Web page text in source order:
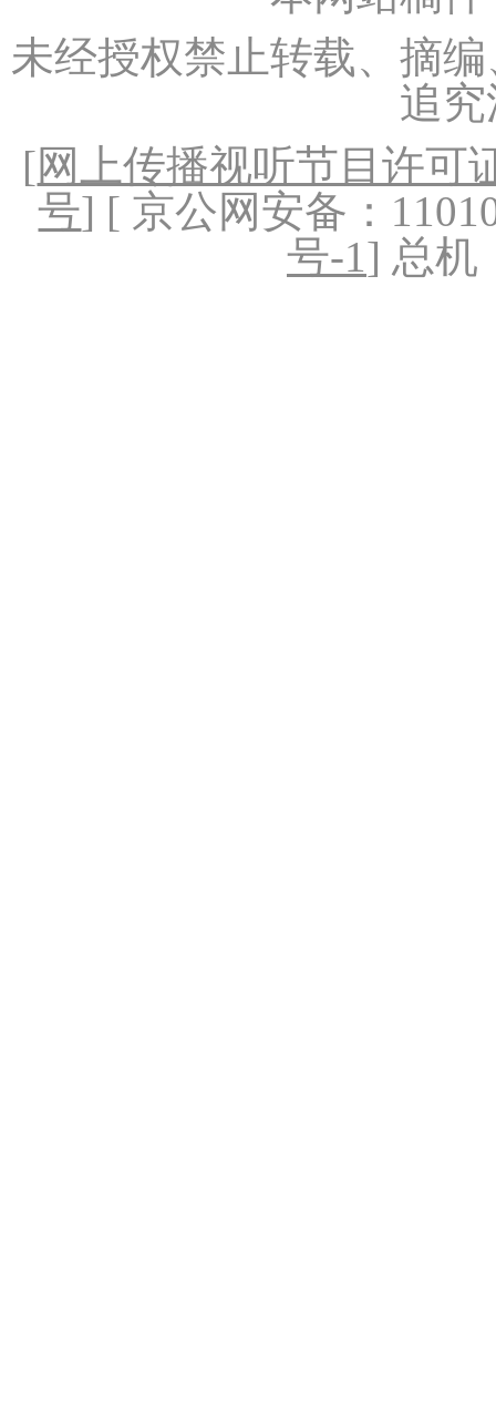
未经授权禁止转载、摘
追
[网上传播视听节目许可
号] [ 京公网安备：
号-1] 总机